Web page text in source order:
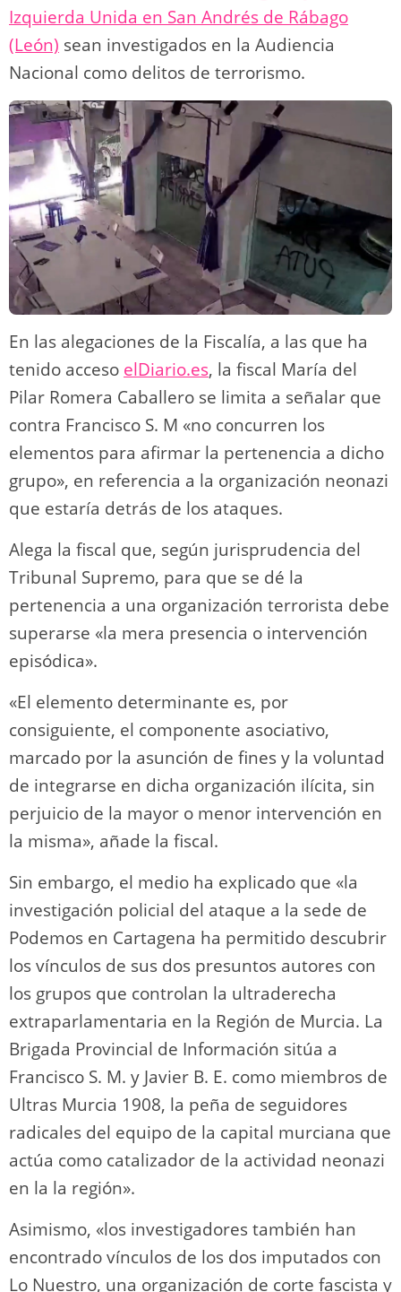
Izquierda Unida en San Andrés de Rábago
(León) sean investigados en la Audiencia
Nacional como delitos de terrorismo.
En las alegaciones de la Fiscalía, a las que ha
tenido acceso elDiario.es, la fiscal María del
Pilar Romera Caballero se limita a señalar que
contra Francisco S. M «no concurren los
elementos para afirmar la pertenencia a dicho
grupo», en referencia a la organización neonazi
que estaría detrás de los ataques.
Alega la fiscal que, según jurisprudencia del
Tribunal Supremo, para que se dé la
pertenencia a una organización terrorista debe
superarse «la mera presencia o intervención
episódica».
«El elemento determinante es, por
consiguiente, el componente asociativo,
marcado por la asunción de fines y la voluntad
de integrarse en dicha organización ilícita, sin
perjuicio de la mayor o menor intervención en
la misma», añade la fiscal.
Sin embargo, el medio ha explicado que «la
investigación policial del ataque a la sede de
Podemos en Cartagena ha permitido descubrir
los vínculos de sus dos presuntos autores con
los grupos que controlan la ultraderecha
extraparlamentaria en la Región de Murcia. La
Brigada Provincial de Información sitúa a
Francisco S. M. y Javier B. E. como miembros de
Ultras Murcia 1908, la peña de seguidores
radicales del equipo de la capital murciana que
actúa como catalizador de la actividad neonazi
en la la región».
Asimismo, «los investigadores también han
encontrado vínculos de los dos imputados con
Lo Nuestro, una organización de corte fascista y